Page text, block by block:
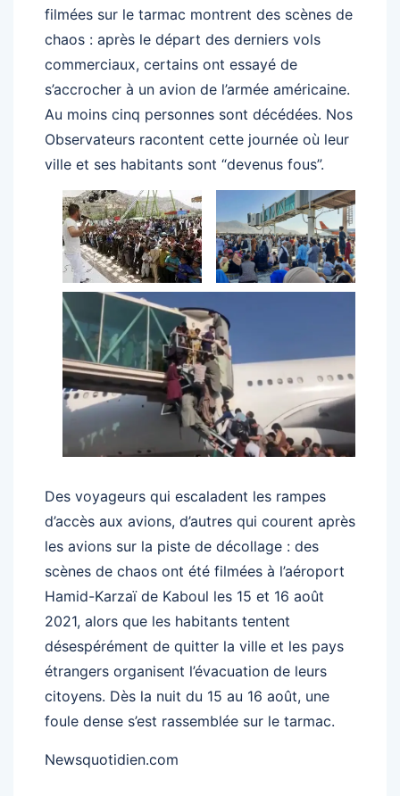
filmées sur le tarmac montrent des scènes de
chaos : après le départ des derniers vols
commerciaux, certains ont essayé de
s’accrocher à un avion de l’armée américaine.
Au moins cinq personnes sont décédées. Nos
Observateurs racontent cette journée où leur
ville et ses habitants sont “devenus fous”.
Des voyageurs qui escaladent les rampes
d’accès aux avions, d’autres qui courent après
les avions sur la piste de décollage : des
scènes de chaos ont été filmées à l’aéroport
Hamid-Karzaï de Kaboul les 15 et 16 août
2021, alors que les habitants tentent
désespérément de quitter la ville et les pays
étrangers organisent l’évacuation de leurs
citoyens. Dès la nuit du 15 au 16 août, une
foule dense s’est rassemblée sur le tarmac.
Newsquotidien.com